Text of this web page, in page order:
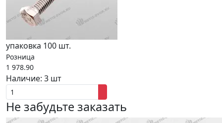
упаковка 100 шт.
Розница
1 978.90
Наличие: 3 шт
Не забудьте заказать